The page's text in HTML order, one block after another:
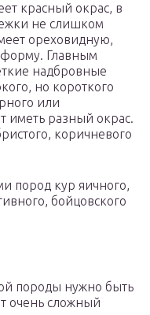
красный окрас, в
не слишком
ореховидную,
Главным
надбровные
но короткого
или
иметь разный окрас.
коричневого
пород кур яичного,
бойцовского
породы нужно быть
очень сложный